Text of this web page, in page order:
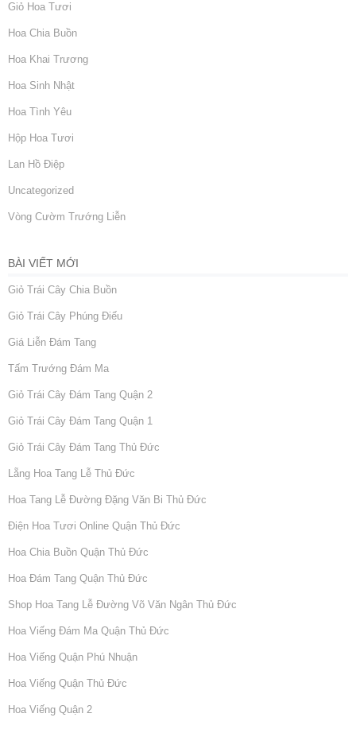
Giỏ Hoa Tươi
Hoa Chia Buồn
Hoa Khai Trương
Hoa Sinh Nhật
Hoa Tình Yêu
Hộp Hoa Tươi
Lan Hồ Điệp
Uncategorized
Vòng Cườm Trướng Liễn
BÀI VIẾT MỚI
Giỏ Trái Cây Chia Buồn
Giỏ Trái Cây Phúng Điếu
Giá Liễn Đám Tang
Tấm Trướng Đám Ma
Giỏ Trái Cây Đám Tang Quận 2
Giỏ Trái Cây Đám Tang Quận 1
Giỏ Trái Cây Đám Tang Thủ Đức
Lẵng Hoa Tang Lễ Thủ Đức
Hoa Tang Lễ Đường Đặng Văn Bi Thủ Đức
Điện Hoa Tươi Online Quận Thủ Đức
Hoa Chia Buồn Quận Thủ Đức
Hoa Đám Tang Quận Thủ Đức
Shop Hoa Tang Lễ Đường Võ Văn Ngân Thủ Đức
Hoa Viếng Đám Ma Quận Thủ Đức
Hoa Viếng Quận Phú Nhuận
Hoa Viếng Quận Thủ Đức
Hoa Viếng Quận 2